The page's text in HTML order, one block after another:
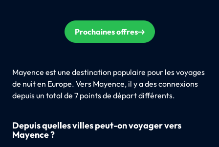
Prochaines offres
Mayence est une destination populaire pour les voyages
de nuit en Europe. Vers Mayence, il y a des connexions
depuis un total de 7 points de départ différents.
Depuis quelles villes peut-on voyager vers
Mayence ?